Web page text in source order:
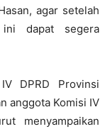
agar setelah
ini dapat segera
DPRD Provinsi
anggota Komisi IV
menyampaikan